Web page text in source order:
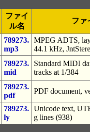
ファイ
ル名
ファ
789273.
mp3
MPEG ADTS,
44.1 kHz,
789273.
mid
Standard MIDI
tracks at 1/384
789273.
pdf
PDF document,
789273.
ly
Unicode text,
g lines (938)